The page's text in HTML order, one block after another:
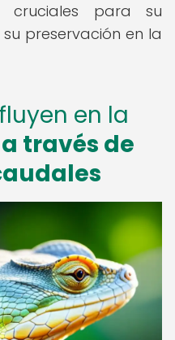
cruciales para su
preservación en la
en la
través de